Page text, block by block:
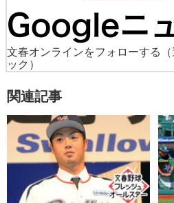
文春オンラインをフォローする
ック）
関連記事